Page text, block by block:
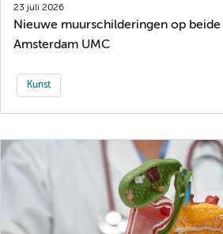
23 juli 2026
Nieuwe muurschilderingen op
Amsterdam UMC
Kunst